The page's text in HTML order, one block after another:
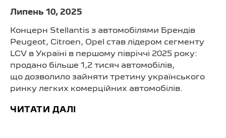
Липень 10, 2025
Концерн Stellantis з автомобілями Брендів
Peugeot, Citroen, Opel став лідером сегменту
LCV в Україні в першому півріччі 2025 року:
продано більше 1,2 тисяч автомобілів,
що дозволило зайняти третину українського
ринку легких комерційних автомобілів.
ЧИТАТИ ДАЛІ